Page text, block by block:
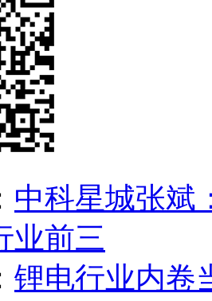
中科星城张斌
业前三
锂电行业内卷